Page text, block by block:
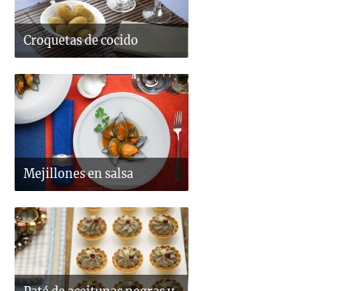
Croquetas de cocido
Mejillones en salsa